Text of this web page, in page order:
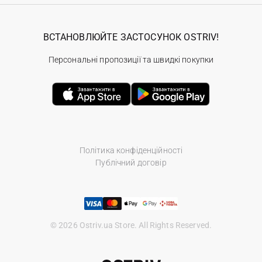
Політика конфіденційності
Публічний договір
© 2026 Ostriv.ua Store. All Rights Reserved.
ВСТАНОВЛЮЙТЕ ЗАСТОСУНОК OSTRIV!
Персональні пропозиції та швидкі покупки